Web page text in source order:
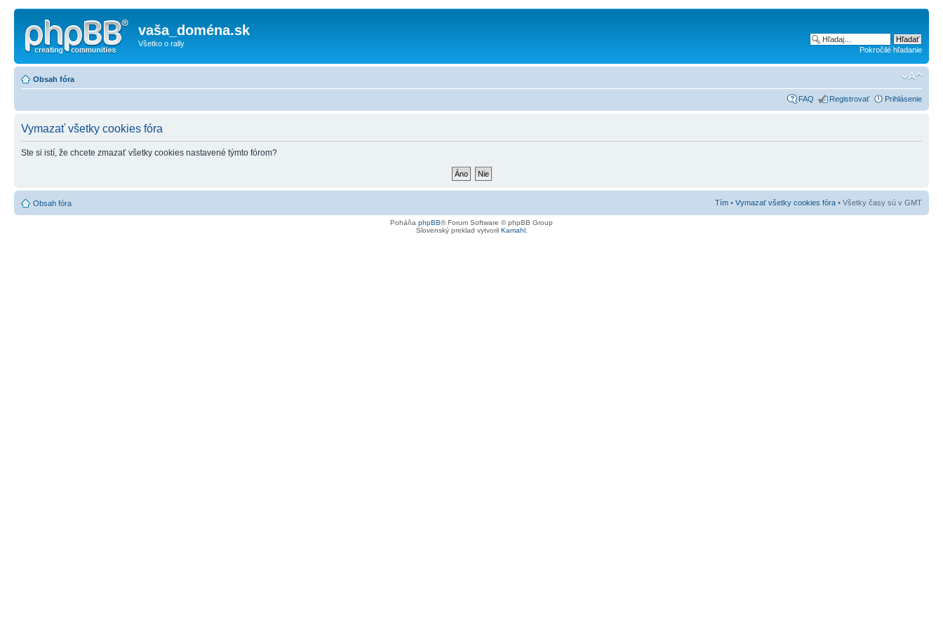
vaša_doména.sk
Všetko o rally
Pokročilé hľadanie
Obsah fóra
FAQ Registrovať Prihlásenie
Vymazať všetky cookies fóra
Ste si istí, že chcete zmazať všetky cookies nastavené týmto fórom?
Obsah fóra Tím • Vymazať všetky cookies fóra • Všetky časy sú v GMT
Poháňa phpBB® Forum Software © phpBB Group
Slovenský preklad vytvoril Kamahl.